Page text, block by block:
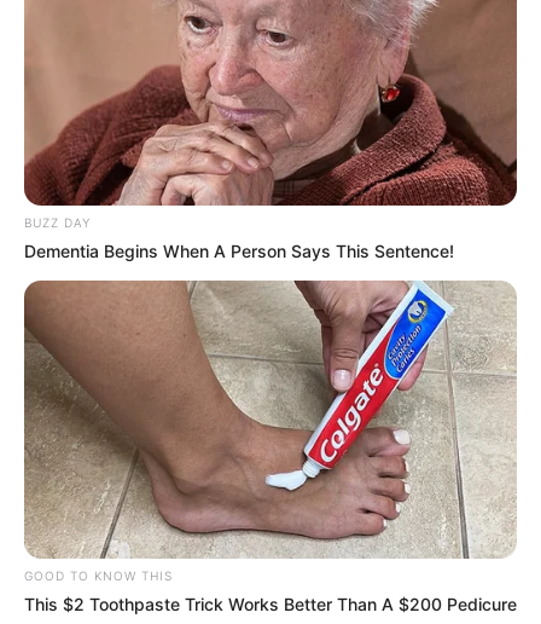
BUZZ DAY
Dementia Begins When A Person Says This Sentence!
GOOD TO KNOW THIS
This $2 Toothpaste Trick Works Better Than A $200 Pedicure